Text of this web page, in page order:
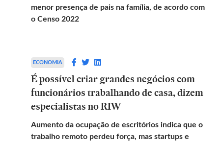
menor presença de pais na família, de acordo com
o Censo 2022
ECONOMIA
É possível criar grandes negócios com
funcionários trabalhando de casa, dizem
especialistas no RIW
Aumento da ocupação de escritórios indica que o
trabalho remoto perdeu força, mas startups e